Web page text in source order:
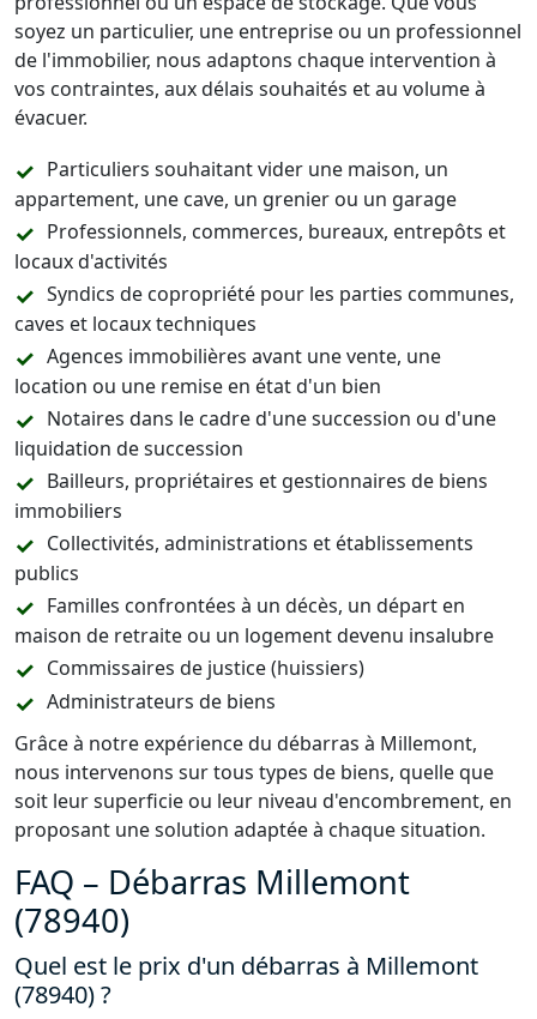
soyez un particulier, une entreprise ou un professionnel
de l'immobilier, nous adaptons chaque intervention à
vos contraintes, aux délais souhaités et au volume à
évacuer.
Particuliers souhaitant vider une maison, un
appartement, une cave, un grenier ou un garage
Professionnels, commerces, bureaux, entrepôts et
locaux d'activités
Syndics de copropriété pour les parties communes,
caves et locaux techniques
Agences immobilières avant une vente, une
location ou une remise en état d'un bien
Notaires dans le cadre d'une succession ou d'une
liquidation de succession
Bailleurs, propriétaires et gestionnaires de biens
immobiliers
Collectivités, administrations et établissements
publics
Familles confrontées à un décès, un départ en
maison de retraite ou un logement devenu insalubre
Commissaires de justice (huissiers)
Administrateurs de biens
Grâce à notre expérience du débarras à Millemont,
nous intervenons sur tous types de biens, quelle que
soit leur superficie ou leur niveau d'encombrement, en
proposant une solution adaptée à chaque situation.
FAQ – Débarras Millemont
(78940)
Quel est le prix d'un débarras à Millemont
(78940) ?